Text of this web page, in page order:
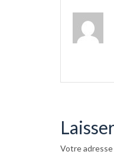
Votre adresse